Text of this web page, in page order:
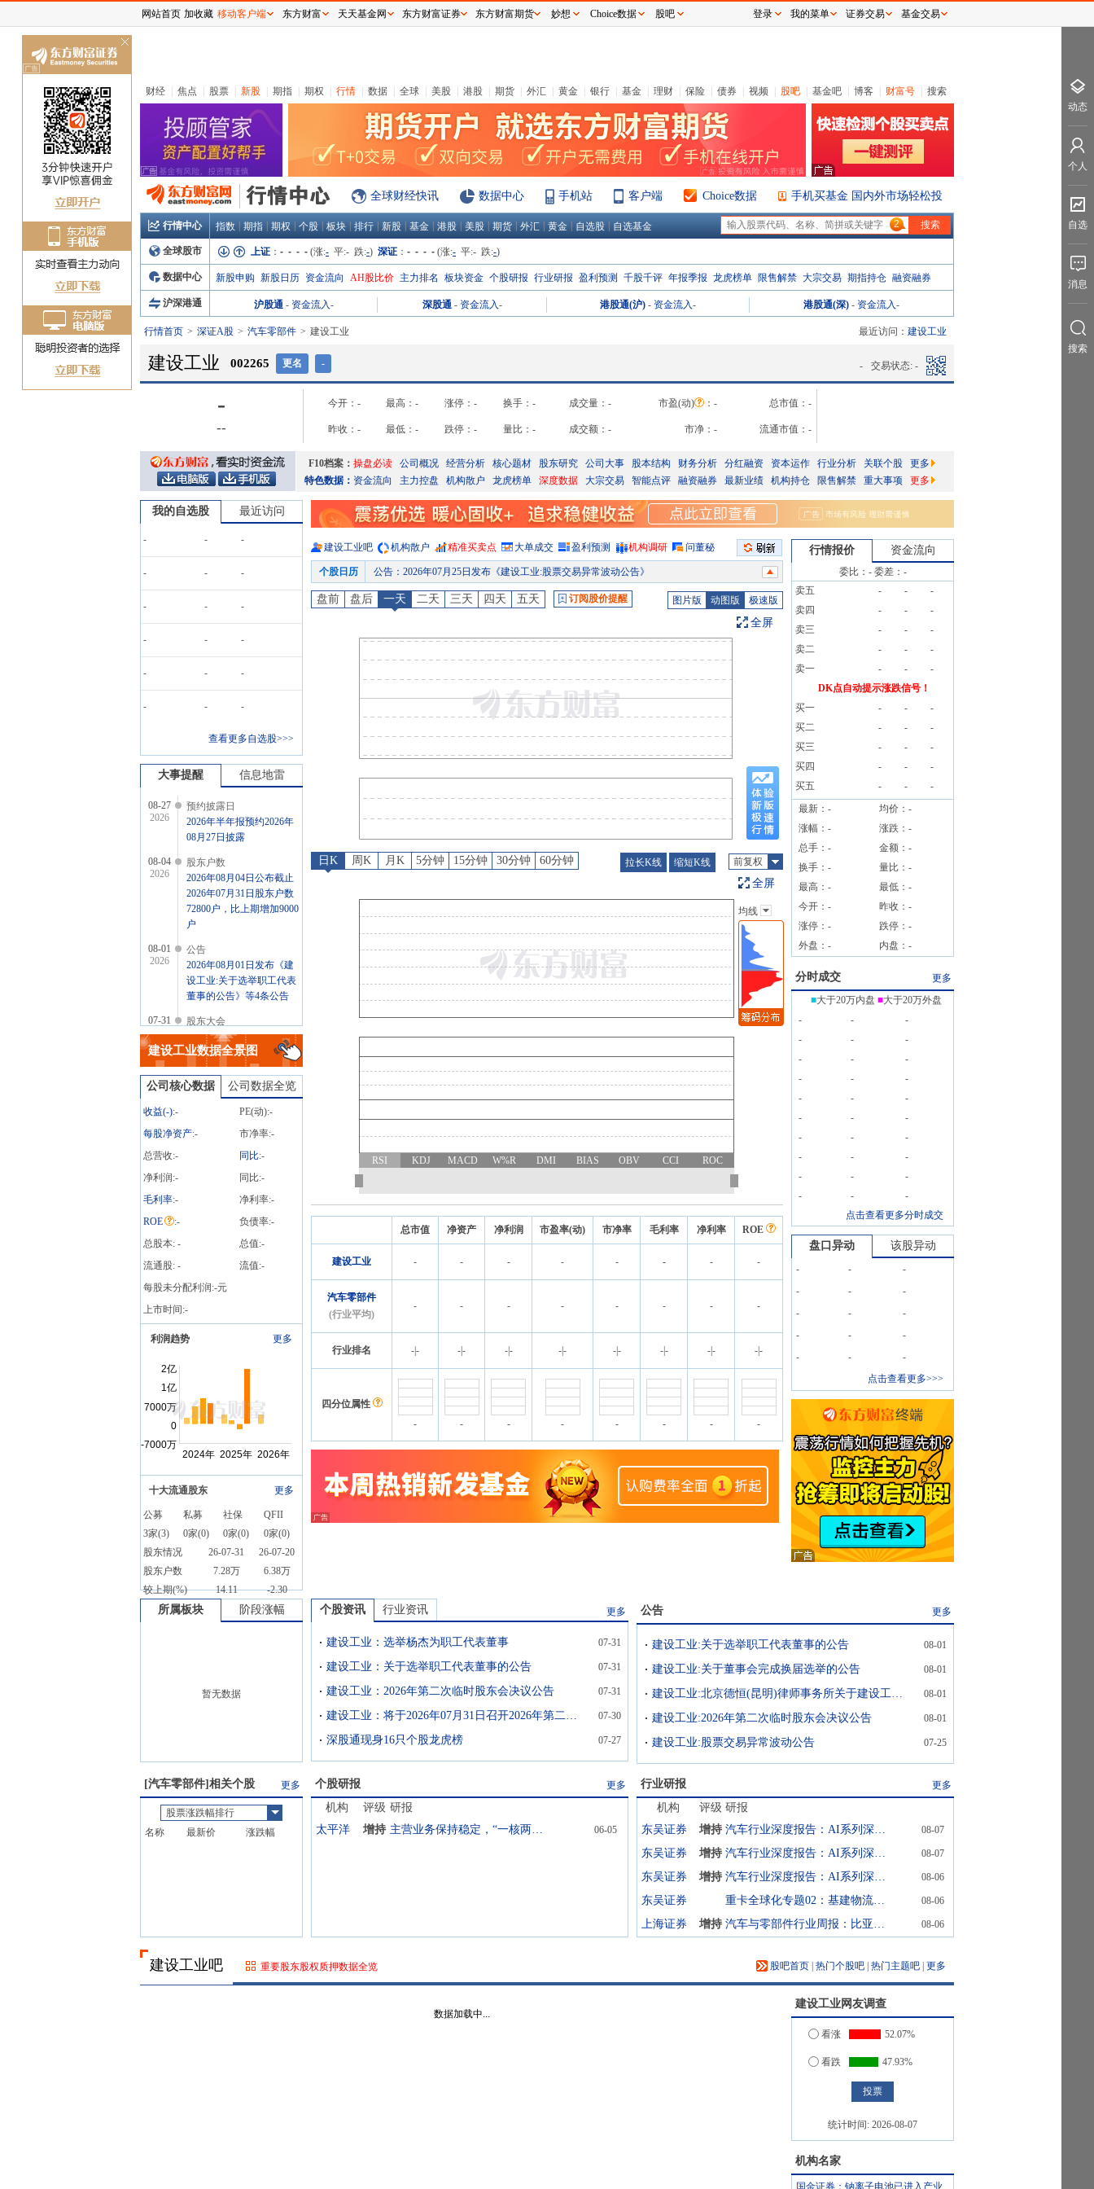
财经 焦点 股票 新股 期指 期权 行情 数据 全球 美股 港股 期货 外汇 黄金 银行 基金 理财 保险 债券 视频 股吧 基金吧 博客 财富号 搜索
全球财经快讯 数据中心 手机站 客户端 Choice数据 手机买基金 国内外市场轻松投
行情中心 指数 期指 期权 个股 板块 排行 新股 基金 港股 美股 期货 外汇 黄金 自选股 自选基金 2
全球股市 上证 ： - - - - (涨:- 平:- 跌:-) 深证 ： - - - - (涨:- 平:- 跌:-)
数据中心 新股申购 新股日历 资金流向 AH股比价 主力排名 板块资金 个股研报 行业研报 盈利预测 千股千评 年报季报 龙虎榜单 限售解禁 大宗交易 期指持仓 融资融券
沪深港通 沪股通 - 资金流入- 深股通 - 资金流入- 港股通(沪) - 资金流入- 港股通(深) - 资金流入-
行情首页 深证A股 汽车零部件 建设工业 最近访问： 建设工业
建设工业 002265 更名 - - 交易状态: -
-
--
今开： - 最高： - 涨停： - 换手： - 成交量： - 市盈(动) ： - 总市值： -
昨收： - 最低： - 跌停： - 量比： - 成交额： - 市净： - 流通市值： -
F10档案： 操盘必读 公司概况 经营分析 核心题材 股东研究 公司大事 股本结构 财务分析 分红融资 资本运作 行业分析 关联个股
更多
特色数据： 资金流向 主力控盘 机构散户 龙虎榜单 深度数据 大宗交易 智能点评 融资融券 最新业绩 机构持仓 限售解禁 重大事项 更多
我的自选股 最近访问
- - -
- - -
- - -
- - -
- - -
- - -
查看更多自选股>>>
大事提醒 信息地雷
08-27
2026
预约披露日
2026年半年报预约2026年
08月27日披露
08-04
2026
股东户数
2026年08月04日公布截止
2026年07月31日股东户数
72800户，比上期增加9000
户
08-01
2026
公告
2026年08月01日发布《建
设工业:关于选举职工代表
董事的公告》等4条公告
07-31
2026
股东大会
于2026-07-31召开2026年第
二次临时股东大会
建设工业数据全景图
公司核心数据 公司数据全览
收益(-):- PE(动):-
每股净资产:- 市净率:-
总营收:- 同比:-
净利润:- 同比:-
毛利率:- 净利率:-
ROE
:- 负债率:-
总股本: - 总值:-
流通股: - 流值:-
每股未分配利润:-元
上市时间:-
利润趋势 更多
十大流通股东 更多
公募 私募 社保
QFII
3家(3) 0家(0) 0家(0) 0家(0)
股东情况
26-07-31
26-07-20
股东户数
7.28万
6.38万
较上期(%)
14.11 -2.30
建设工业吧 机构散户 精准买卖点 大单成交 盈利预测 机构调研 问董秘
个股日历 龙虎榜 ：2026年07月24日因“连续三个交易日内，涨幅偏离值累计达到20%的证券”披露龙虎榜信息
股东户数：2026年07月22日公布截止2026年07月20日股东户数63800户，比上期减少1500户
股东户数
2026年07月16日公布截止2026年07月10日股东户数65300户，比上期增加200户
公告：2026年07月14日发布《建设工业:第七届董事会第十五次会议决议公告》等9条公告
股东户数 ：2026年08月04日公布截止2026年07月31日股东户数72800户，比上期增加9000户
公告：2026年08月01日发布《建设工业:关于选举职工代表董事的公告》等4条公告
股东大会 ：于2026-07-31召开2026年第二次临时股东大会
公告：2026年07月25日发布《建设工业:股票交易异常波动公告》
盘前 盘后 一天 二天 三天 四天 五天 订阅股价提醒 图片版 动图版 极速版
全屏
日K 周K 月K 5分钟 15分钟 30分钟 60分钟 拉长K线 缩短K线 前复权
全屏
主图指标
均线
EXPMA
SAR
BBI
RSI KDJ MACD W%R DMI BIAS OBV CCI ROC
均线
总市值 净资产 净利润 市盈率(动) 市净率 毛利率 净利率 ROE
建设工业 - - - - - - - -
汽车零部件
(行业平均)
- - - - - - - -
行业排名 -- -- -|- -- -|- -|- -|- --
四分位属性
-
- - - - - - -
行情报价 资金流向
委比： -委差： -
卖五
- -
-
卖四
- -
-
卖三
- -
-
卖二
- -
-
卖一
- -
-
DK点自动提示涨跌信号！
买一
- -
-
买二
- -
-
买三
- -
-
买四
- -
-
买五
- -
-
最新： - 均价： -
涨幅： - 涨跌： -
总手： - 金额： -
换手： - 量比： -
最高： - 最低： -
今开： - 昨收： -
涨停： - 跌停： -
外盘： - 内盘： -
分时成交
更多
■大于20万内盘 ■大于20万外盘
-
-
-
-
-
-
-
-
-
-
-
-
-
-
-
-
-
-
-
-
-
-
-
-
-
-
-
-
-
-
点击查看更多分时成交
盘口异动 该股异动
- -
-
-
-
-
-
-
-
-
-
-
-
-
-
点击查看更多>>>
所属板块 阶段涨幅
暂无数据
个股资讯 行业资讯 更多
建设工业：选举杨杰为职工代表董事 07-31
建设工业：关于选举职工代表董事的公告 07-31
建设工业：2026年第二次临时股东会决议公告 07-31
建设工业：将于2026年07月31日召开2026年第二次临时股东大会 07-30
深股通现身16只个股龙虎榜 07-27
公告 更多
建设工业:关于选举职工代表董事的公告 08-01
建设工业:关于董事会完成换届选举的公告 08-01
建设工业:北京德恒(昆明)律师事务所关于建设工业集团(云南)股份有限公司2026年第二次临时股东会的法律意见 08-01
建设工业:2026年第二次临时股东会决议公告 08-01
建设工业:股票交易异常波动公告 07-25
[汽车零部件]相关个股 更多
股票涨跌幅排行
名称
最新价 涨跌幅
个股研报 更多
机构 评级 研报
太平洋
增持 主营业务保持稳定，“一核两翼”向新发展 06-05
行业研报 更多
机构 评级 研报
东吴证券
增持 汽车行业深度报告：AI系列深度18期：生成智能如何引入Transformer？ 08-07
东吴证券 增持 汽车行业深度报告：AI系列深度17期：视觉智能为何引入Transformer？ 08-07
东吴证券 增持 汽车行业深度报告：AI系列深度16期：语言智能为何从RNN转向Transformer？ 08-06
东吴证券 重卡全球化专题02：基建物流双轮驱动东南亚扩容，中国重卡出海进入收获期 08-06
上海证券 增持 汽车与零部件行业周报：比亚迪机器人“小迪”8月亮相，“人工智能+”赋能邮政无人机无人车加速落地 08-06
建设工业吧 重要股东股权质押数据全览 股吧首页 热门个股吧 热门主题吧 更多
建设工业网友调查
看涨 52.07%
看跌 47.93%
统计时间: 2026-08-07
机构名家
国金证券：钠离子电池已进入产业
网站首页 加收藏 移动客户端 东方财富 天天基金网 东方财富证券 东方财富期货 妙想 Choice数据 股吧 登录 我的菜单 证券交易 基金交易
动态
个人
自选
消息
搜索